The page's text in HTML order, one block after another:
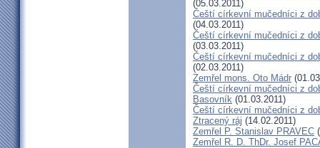
(05.03.2011)
Čeští církevní mučedníci z
(04.03.2011)
Čeští církevní mučedníci z
(03.03.2011)
Čeští církevní mučedníci z
(02.03.2011)
Zemřel mons. Oto Mádr
Čeští církevní mučedníci z
Basovník (01.03.2011)
Čeští církevní mučedníci z
Ztracený ráj (14.02.2011)
Zemřel P. Stanislav PRAVEC
Zemřel R. D. ThDr. Josef